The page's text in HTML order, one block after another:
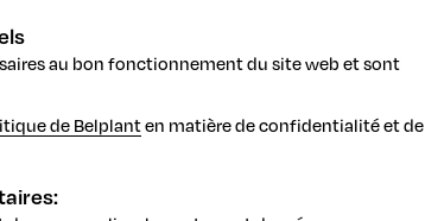
au bon fonctionnement du site web et sont
de Belplanten matière de confidentialité et de